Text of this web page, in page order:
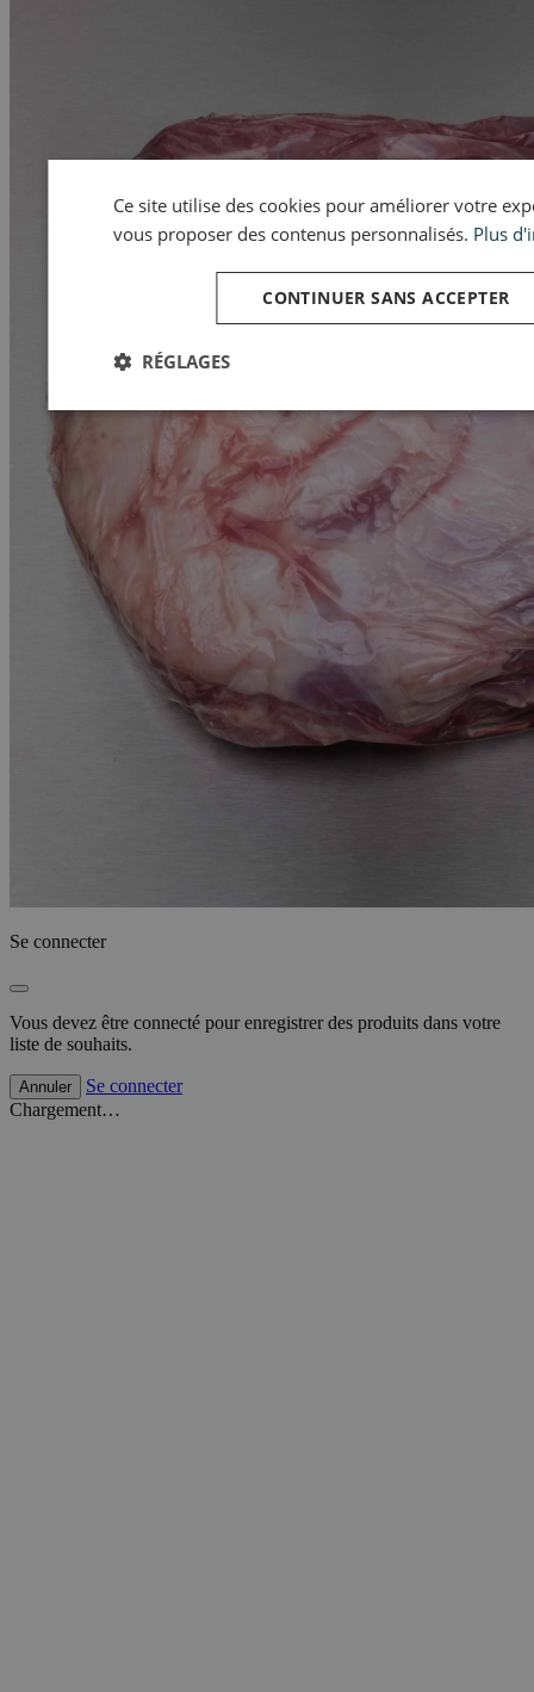
Se connecter
Vous devez être connecté pour enregistrer des produits dans votre
liste de souhaits.
Annuler
Se connecter
Chargement…
Ce site utilise des cookies pour améliorer votre
vous proposer des contenus personnalisés. Plus
CONTINUER SANS ACCEPTER
RÉGLAGES